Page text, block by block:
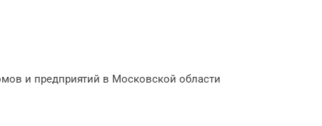
и предприятий в Московской области